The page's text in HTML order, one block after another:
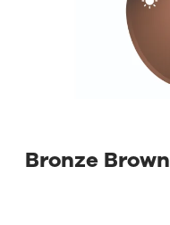
⁡ Bronze Brown